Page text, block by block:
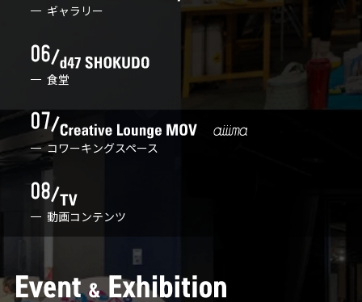
ギャラリー
食堂
コワーキングスペース
動画コンテンツ